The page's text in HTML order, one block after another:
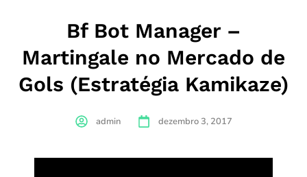
Bf Bot Manager –
Martingale no Mercado de
Gols (Estratégia Kamikaze)
admin dezembro 3, 2017